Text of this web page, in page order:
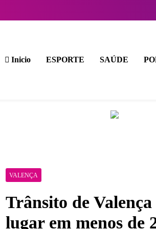
Inicio ESPORTE SAÚDE
VALENÇA
Trânsito de
lugar em menos de